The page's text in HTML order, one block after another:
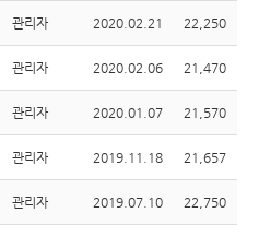
관리자 2020.02.21 22,250
관리자 2020.02.06 21,470
관리자 2020.01.07 21,570
관리자 2019.11.18 21,657
관리자 2019.07.10 22,750